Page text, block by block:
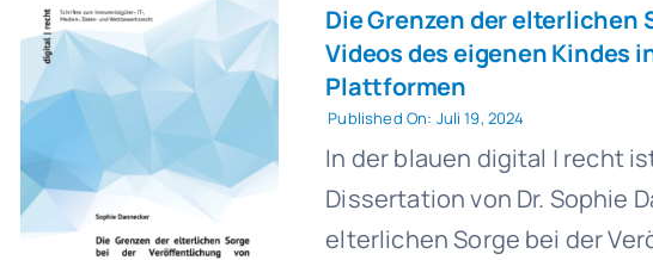
Die Grenzen der elterlichen
Videos des eigenen Kindes
Plattformen
Published On: Juli 19, 2024
In der blauen digital | recht
Dissertation von Dr. Sophie
elterlichen Sorge bei der